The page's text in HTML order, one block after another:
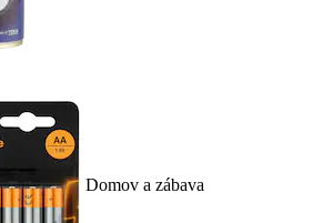
Domov a zábava